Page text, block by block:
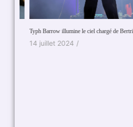
Typh Barrow illumine le ciel chargé de Bertrix.
14 juillet 2024 /